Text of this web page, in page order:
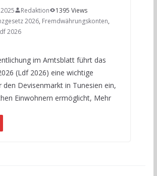
Redaktion
1395 Views
2026, Fremdwährungskonten,
2026
im Amtsblatt führt das
(Ldf 2026) eine wichtige
Devisenmarkt in Tunesien ein,
Einwohnern ermöglicht, Mehr